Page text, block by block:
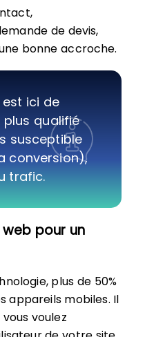
de devis,
bonne accroche.
ici de
qualifié
susceptible
conversion),
trafic.
pour un
plus de 50%
appareils mobiles. Il
voulez